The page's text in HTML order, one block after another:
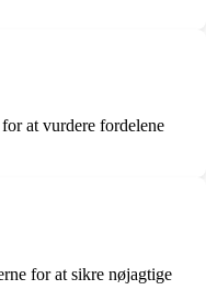
at vurdere fordelene
for at sikre nøjagtige